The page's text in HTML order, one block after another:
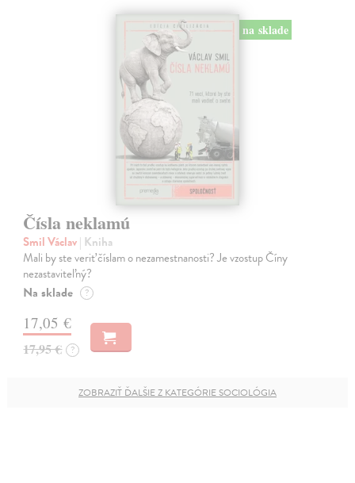
na sklade
Čísla neklamú
Smil Václav| Kniha
Mali by ste veriť číslam o nezamestnanosti? Je vzostup Číny
nezastaviteľný?
Na sklade ?
17,05 €
17,95 € ?
ZOBRAZIŤ ĎALŠIE Z KATEGÓRIE SOCIOLÓGIA